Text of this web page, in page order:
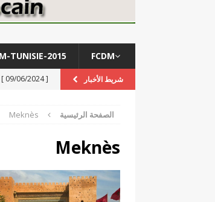
FCDM
TUNISIE-2015
شريط الأخبار [ 09/06/2024 ]
ACTIVITÉS
2021
الصفحة الرئيسية Meknès
Meknès